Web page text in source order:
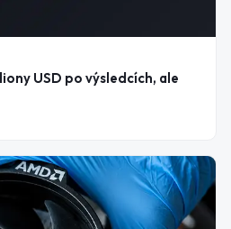
USD po výsledcích, ale